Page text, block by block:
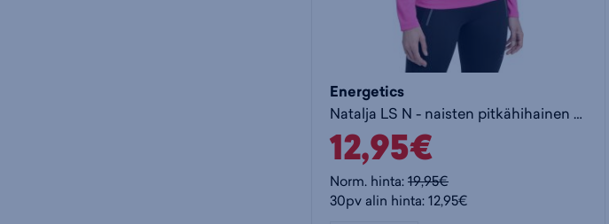
Energetics
Natalja LS N - naisten pitkähihainen paita
12,95€
Norm. hinta:19,95€
30pv alin hinta: 12,95€